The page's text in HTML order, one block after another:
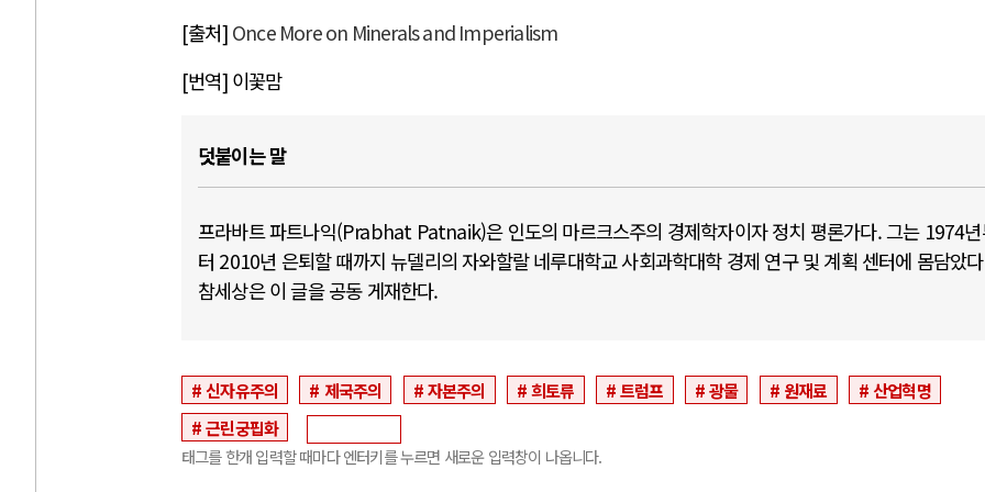
[출처] Once More on Minerals and Imperialism
[번역] 이꽃맘
덧붙이는 말
프라바트 파트나익(Prabhat Patnaik)은 인도의 마르크스주의 경제학자이자 정치 평론가다. 그는 1974
터 2010년 은퇴할 때까지 뉴델리의 자와할랄 네루대학교 사회과학대학 경제 연구 및 계획 센터에 몸담았
참세상은 이 글을 공동 게재한다.
신자유주의 제국주의 자본주의 희토류 트럼프 광물 원재료
산업혁명
근린궁핍화
태그를 한개 입력할 때마다 엔터키를 누르면 새로운 입력창이 나옵니다.